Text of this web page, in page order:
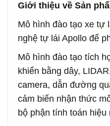
Giới thiệu về Sản
Mô hình đào tạo xe tự
nghệ tự lái Apollo để
Mô hình đào tạo tích
khiển bằng dây,
camera, dẫn đường
cảm biến nhận thức
bộ phận tính toán hiệu